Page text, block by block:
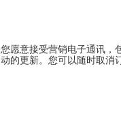
您愿意接受营销电子通讯，
动的更新。您可以随时取消